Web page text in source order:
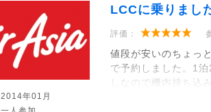
LCCに乗りまし
評価：
値段が安いのちょっ
で予約しました。1
しなので機内持ち込み
2014年01月